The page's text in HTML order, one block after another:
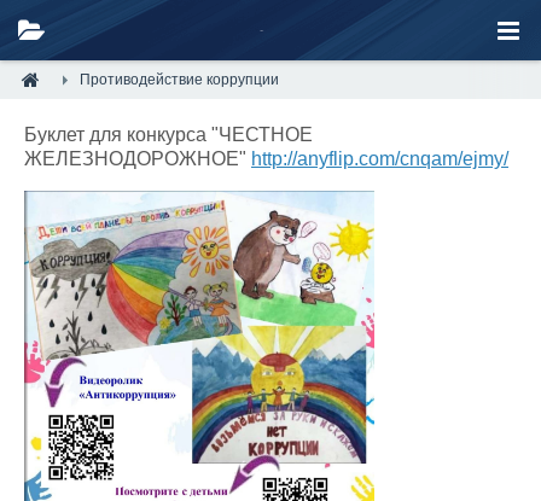
Противодействие коррупции
Буклет для конкурса "ЧЕСТНОЕ
ЖЕЛЕЗНОДОРОЖНОЕ" http://anyflip.com/cnqam/ejmy/